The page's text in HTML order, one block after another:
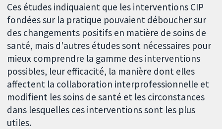
Ces études indiquaient que les interventions CIP
fondées sur la pratique pouvaient déboucher sur
des changements positifs en matière de soins de
santé, mais d'autres études sont nécessaires pour
mieux comprendre la gamme des interventions
possibles, leur efficacité, la manière dont elles
affectent la collaboration interprofessionnelle et
modifient les soins de santé et les circonstances
dans lesquelles ces interventions sont les plus
utiles.